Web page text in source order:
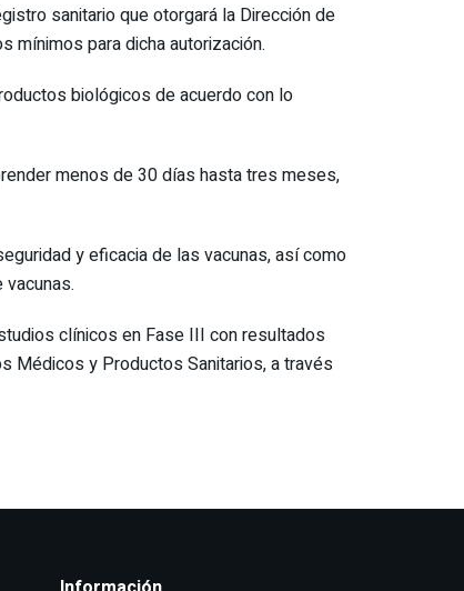
sanitario que otorgará la Dirección de
mínimos para dicha autorización.
biológicos de acuerdo con lo
menos de 30 días hasta tres meses,
y eficacia de las vacunas, así como
clínicos en Fase III con resultados
Médicos y Productos Sanitarios, a través